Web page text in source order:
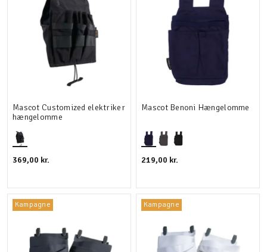
Mascot Customized elektriker
hængelomme
369,00 kr.
Mascot Benoni Hængelomme
219,00 kr.
Kampagne Kampagne